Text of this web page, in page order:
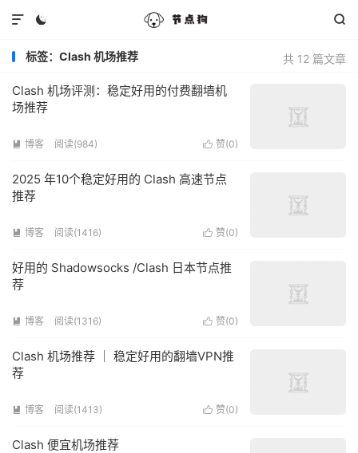
 

共 12 篇文章
标签：Clash 机场推荐
Clash 机场评测：稳定好用的付费翻墙机
场推荐
 赞(0)
 博客 阅读(984)
2025 年10个稳定好用的 Clash 高速节点
推荐
 赞(0)
 博客 阅读(1416)
好用的 Shadowsocks /Clash 日本节点推
荐
 赞(0)
 博客 阅读(1316)
Clash 机场推荐 ｜ 稳定好用的翻墙VPN推
荐
 赞(0)
 博客 阅读(1413)
Clash 便宜机场推荐